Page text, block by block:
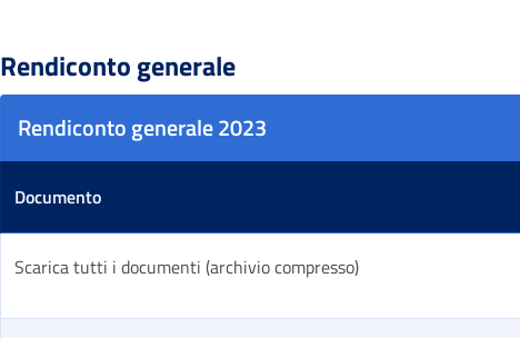
Rendiconto generale
Rendiconto generale 2023
Documento
Scarica tutti i documenti (archivio compresso)